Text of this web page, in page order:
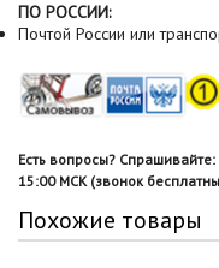
ПО РОССИИ:
Почтой России или
Есть вопросы?
15:00 МСК (звонок
Похожие товары